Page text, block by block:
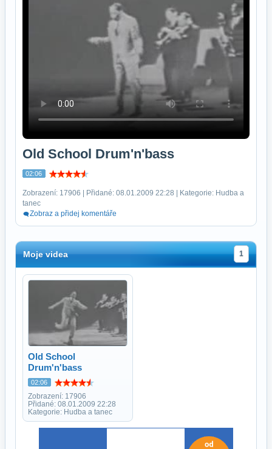
Old School Drum'n'bass
02:06
Zobrazení: 17906 | Přidané: 08.01.2009 22:28 | Kategorie: Hudba a
tanec
Zobraz a přidej komentáře
Moje videa 1
Old School
Drum'n'bass
02:06
Zobrazení: 17906
Přidané: 08.01.2009 22:28
Kategorie: Hudba a tanec